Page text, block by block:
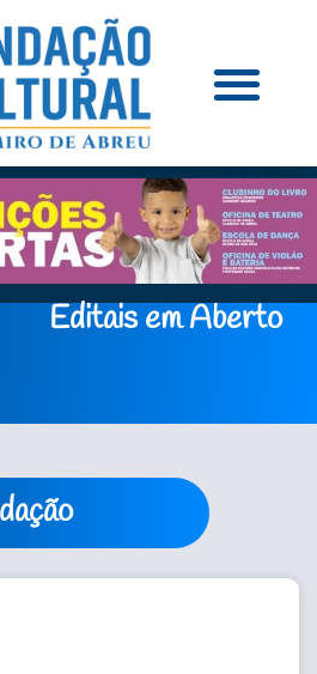
Editais em Aberto